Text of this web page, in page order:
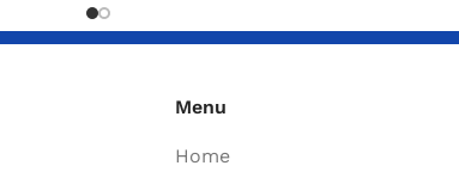
Menu
Home